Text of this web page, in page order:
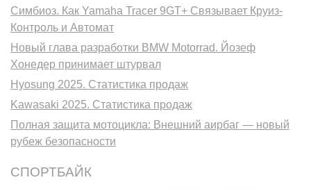
Симбиоз. Как Yamaha Tracer 9GT+ Связывает Круиз-
Контроль и Автомат
Новый глава разработки BMW Motorrad. Йозеф
Хонедер принимает штурвал
Hyosung 2025. Статистика продаж
Kawasaki 2025. Статистика продаж
Полная защита мотоцикла: Внешний аирбаг — новый
рубеж безопасности
СПОРТБАЙК